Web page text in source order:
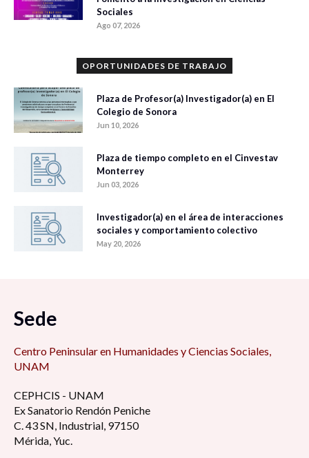
Sociales
Ago 07, 2026
OPORTUNIDADES DE TRABAJO
Plaza de Profesor(a) Investigador(a) en El
Colegio de Sonora
Jun 10, 2026
Plaza de tiempo completo en el Cinvestav
Monterrey
Jun 03, 2026
Investigador(a) en el área de interacciones
sociales y comportamiento colectivo
May 20, 2026
Sede
Centro Peninsular en Humanidades y Ciencias Sociales,
UNAM
CEPHCIS - UNAM
Ex Sanatorio Rendón Peniche
C. 43 SN, Industrial, 97150
Mérida, Yuc.